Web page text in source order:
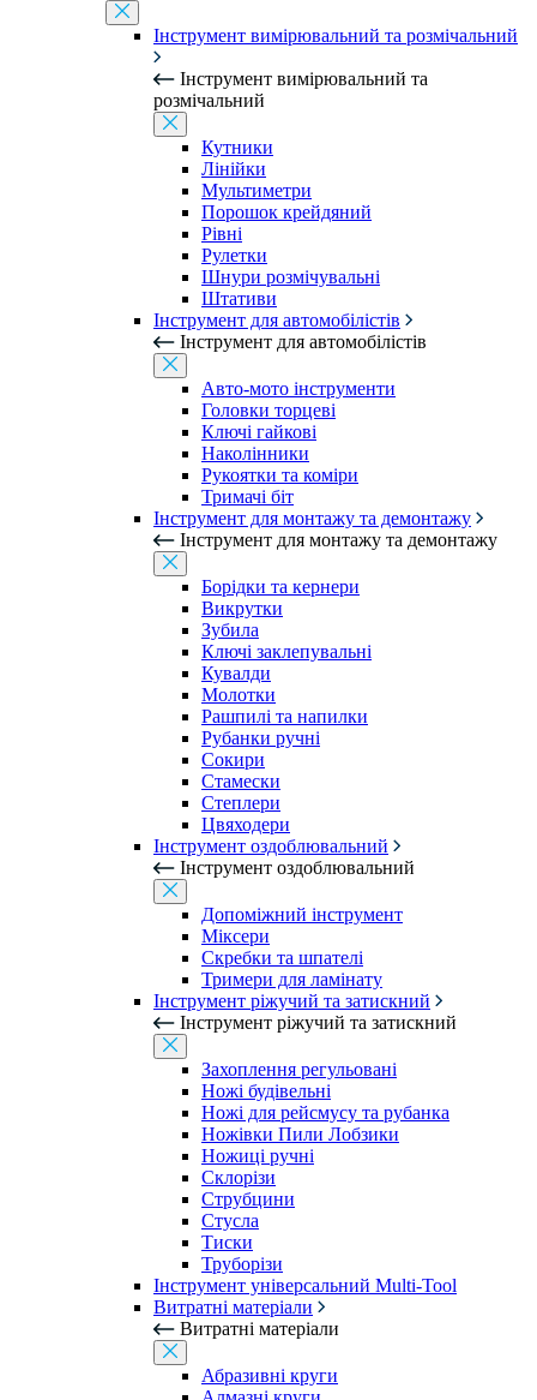
Інструмент вимірювальний та розмічальний
Інструмент вимірювальний та
розмічальний
Кутники
Лінійки
Мультиметри
Порошок крейдяний
Рівні
Рулетки
Шнури розмічувальні
Штативи
Інструмент для автомобілістів
Інструмент для автомобілістів
Авто-мото інструменти
Головки торцеві
Ключі гайкові
Наколінники
Рукоятки та коміри
Тримачі біт
Інструмент для монтажу та демонтажу
Інструмент для монтажу та демонтажу
Борідки та кернери
Викрутки
Зубила
Ключі заклепувальні
Кувалди
Молотки
Рашпилі та напилки
Рубанки ручні
Сокири
Стамески
Степлери
Цвяходери
Інструмент оздоблювальний
Інструмент оздоблювальний
Допоміжний інструмент
Міксери
Скребки та шпателі
Тримери для ламінату
Інструмент ріжучий та затискний
Інструмент ріжучий та затискний
Захоплення регульовані
Ножі будівельні
Ножі для рейсмусу та рубанка
Ножівки Пили Лобзики
Ножиці ручні
Склорізи
Струбцини
Стусла
Тиски
Труборізи
Інструмент універсальний Multi-Tool
Витратні матеріали
Витратні матеріали
Абразивні круги